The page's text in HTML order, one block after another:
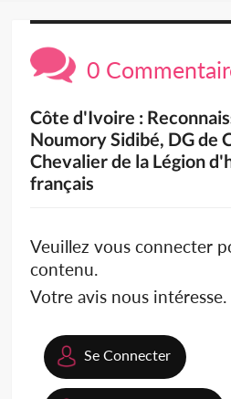
0
Côte d'Ivoire :
Noumory Sidibé, DG de
Chevalier de la Légion
français
Veuillez vous connecter
contenu.
Votre avis nous intéresse.
Se Connecter